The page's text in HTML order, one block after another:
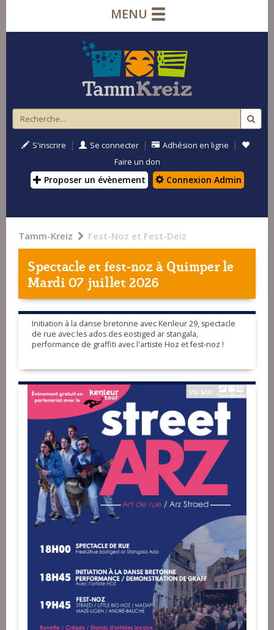
MENU
S'inscrire | Se connecter | Adhésion en ligne |
Faire un don
Proposer un évènement Connexion Admin
Tamm-Kreiz Fest-Noz et Fest-Deiz
Spectacle et fest-noz àQuimperle
Mardi 07 juillet 2026
Initiation à la danse bretonne avec Kenleur 29, spectacle
de rue avec les ados des eostiged ar stangala,
performance de graffiti avec l'artiste Hoz et fest-noz !